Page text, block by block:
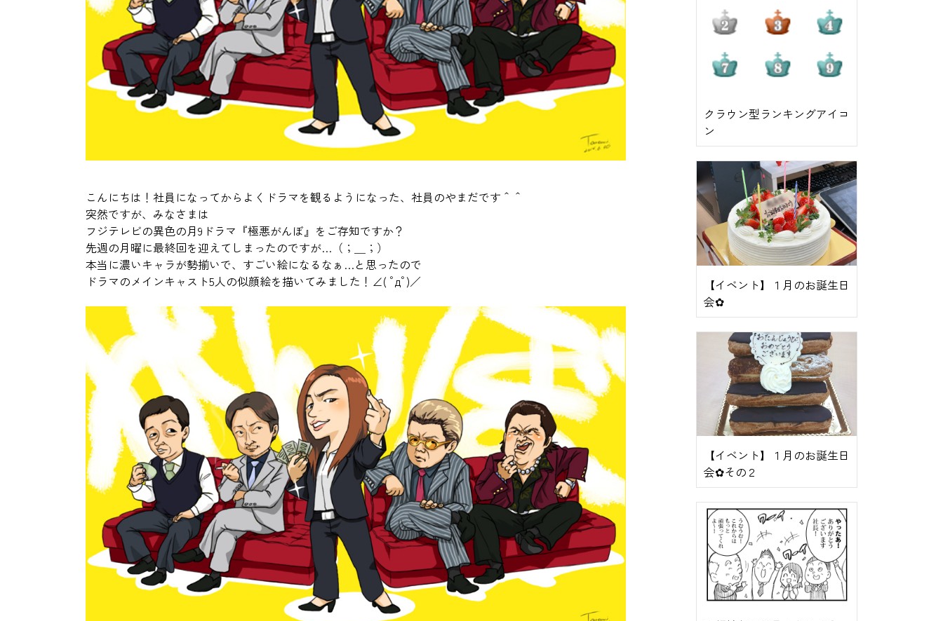
こんにちは！社員になってからよくドラマを観るようになった、社員のやまだです＾＾
突然ですが、みなさまは
フジテレビの異色の月9ドラマ『極悪がんぼ』をご存知ですか？
先週の月曜に最終回を迎えてしまったのですが…（；＿；）
本当に濃いキャラが勢揃いで、すごい絵になるなぁ…と思ったので
ドラマのメインキャスト5人の似顔絵を描いてみました！∠( ﾟдﾟ)／
クラウン型ランキングアイコ
ン
【イベント】１月のお誕生日
会✿
【イベント】１月のお誕生日
会✿その２